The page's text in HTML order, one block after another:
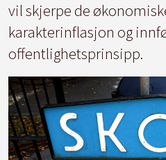
vil skjerpe de
karakterinflasjon og
offentlighetsprinsipp.